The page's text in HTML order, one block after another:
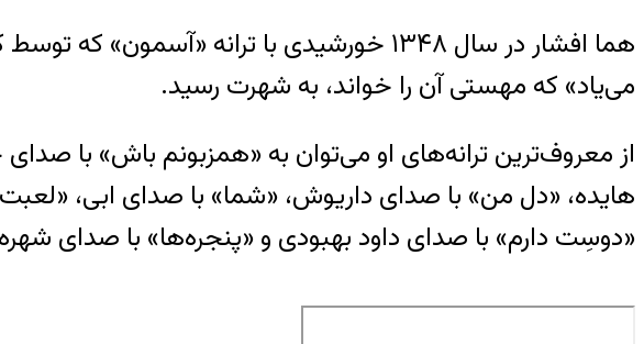
هما افشار در سال ۱۳۴۸ خورشیدی با ترانه
می‌یاد» که مهستی آن را خواند، به شهرت رسید.
از معروف‌ترین ترانه‌های او می‌توان به «همزبونم باش» با
هایده، «دل من» با صدای داریوش، «شما» با صدای ابی،
«دوسِت دارم» با صدای داود بهبودی و «پنجره‌ها» با صدای